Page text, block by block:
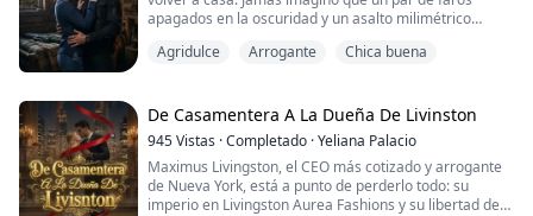
apagados en la oscuridad y un asalto milimétrico
mitad de la noche, se convierte en la pieza central de
mundo, el aire se congela: ella no es la muj...
Agridulce Arrogante Chica buena
De Casamentera A La Dueña De Livinston
945Vistas ·Completado ·Yeliana Palacio
Maximus Livingston, el CEO más cotizado y arrogante
de Nueva York, está a punto de perderlo todo: su
imperio en Livingston Aurea Fashions y su libertad de